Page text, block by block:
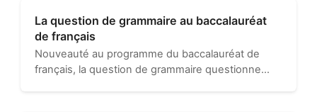
La question de grammaire au baccalauréat
de français
Nouveauté au programme du baccalauréat de
français, la question de grammaire questionne